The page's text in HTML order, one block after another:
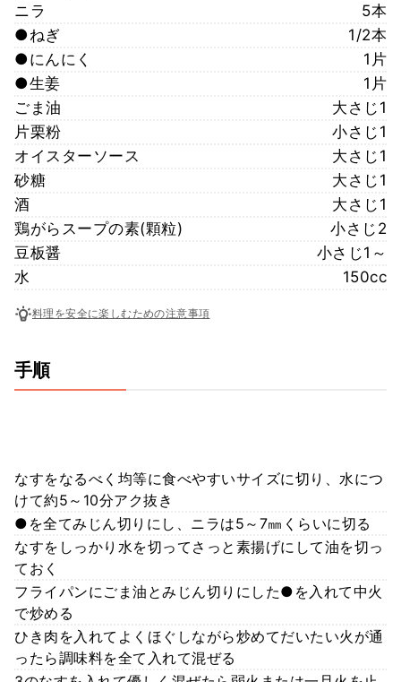
ニラ
5本
●ねぎ
1/2本
●にんにく
1片
●生姜
1片
ごま油
大さじ1
片栗粉
小さじ1
オイスターソース
大さじ1
砂糖
大さじ1
酒
大さじ1
鶏がらスープの素(顆粒)
小さじ2
豆板醤
小さじ1～
水
150cc
料理を安全に楽しむための注意事項
手順
なすをなるべく均等に食べやすいサイズに切り、水につ
けて約5～10分アク抜き
●を全てみじん切りにし、ニラは5～7㎜くらいに切る
なすをしっかり水を切ってさっと素揚げにして油を切っ
ておく
フライパンにごま油とみじん切りにした●を入れて中火
で炒める
ひき肉を入れてよくほぐしながら炒めてだいたい火が通
ったら調味料を全て入れて混ぜる